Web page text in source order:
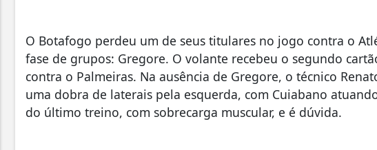
O Botafogo perdeu um de seus titulares no jogo contra o
fase de grupos: Gregore. O volante recebeu o segundo
contra o Palmeiras. Na ausência de Gregore, o técnico
uma dobra de laterais pela esquerda, com Cuiabano
do último treino, com sobrecarga muscular, e é dúvida.